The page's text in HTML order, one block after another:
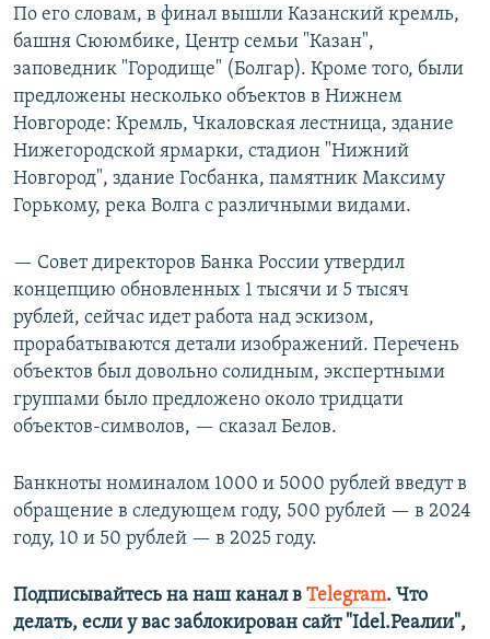
По его словам, в финал вышли Казанский кремль,
башня Сююмбике, Центр семьи "Казан",
заповедник "Городище" (Болгар). Кроме того, были
предложены несколько объектов в Нижнем
Новгороде: Кремль, Чкаловская лестница, здание
Нижегородской ярмарки, стадион "Нижний
Новгород", здание Госбанка, памятник Максиму
Горькому, река Волга с различными видами.
— Совет директоров Банка России утвердил
концепцию обновленных 1 тысячи и 5 тысяч
рублей, сейчас идет работа над эскизом,
прорабатываются детали изображений. Перечень
объектов был довольно солидным, экспертными
группами было предложено около тридцати
объектов-символов, — сказал Белов.
Банкноты номиналом 1000 и 5000 рублей введут в
обращение в следующем году, 500 рублей — в 2024
году, 10 и 50 рублей — в 2025 году.
Подписывайтесь на наш канал в Telegram. Что
делать, если у вас заблокирован сайт "Idel.Реалии",